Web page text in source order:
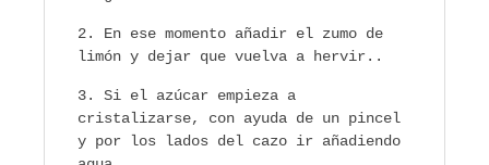
En ese momento añadir el zumo de
limón y dejar que vuelva a hervir..
Si el azúcar empieza a
cristalizarse, con ayuda de un pincel
y por los lados del cazo ir añadiendo